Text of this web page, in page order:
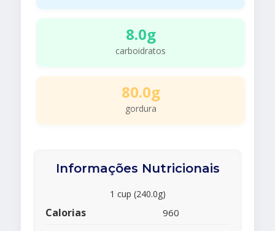
8.0g
carboidratos
80.0g
gordura
Informações Nutricionais
1 cup (240.0g)
Calorias 960